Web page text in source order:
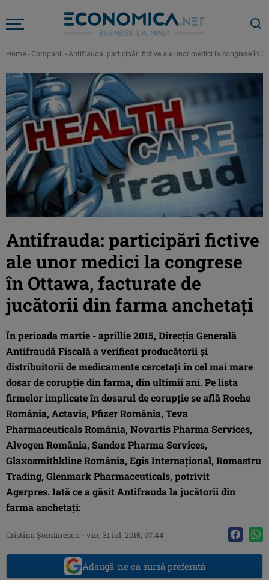
Home - Companii - Antifrauda: participări fictive ale unor medici la congrese în
Antifrauda: participări fictive
ale unor medici la congrese
în Ottawa, facturate de
jucătorii din farma anchetaţi
În perioada martie - aprillie 2015, Direcţia Generală
Antifraudă Fiscală a verificat producătorii şi
distribuitorii de medicamente cercetaţi în cel mai mare
dosar de corupţie din farma, din ultimii ani. Pe lista
firmelor implicate în dosarul de corupţie se află Roche
România, Actavis, Pfizer România, Teva
Pharmaceuticals România, Novartis Pharma Services,
Alvogen România, Sandoz Pharma Services,
Glaxosmithkline România, Egis Internaţional, Romastru
Trading, Glenmark Pharmaceuticals, potrivit
Agerpres. Iată ce a găsit Antifrauda la jucătorii din
farma anchetaţi:
Cristina Şomănescu - vin, 31 iul. 2015, 07:44
Adaugă-ne ca sursă preferată